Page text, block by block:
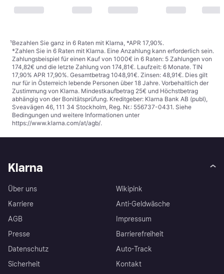
¹Bezahlen Sie ganz in 6 Raten mit Klarna, *APR 17,90%.
*Zahlen Sie in 6 Raten mit Klarna. Eine Anzahlung kann erforderlich sein.
Zahlungsbeispiel für einen Kauf von 1000€ in 6 Raten: 5 Zahlungen von
174,82€ und die letzte Zahlung von 174,81€. Laufzeit: 6 Monate. TIN
17,90% APR 17,90%. Gesamtbetrag 1048,91€. Zinsen: 48,91€. Dies gilt
nur für in Österreich lebende Personen über 18 Jahre. Vorbehaltlich der
Zustimmung von Klarna. Mindestkaufbetrag 25€ und Höchstbetrag
abhängig von der Bonitätsprüfung. Kreditgeber: Klarna Bank AB (publ),
Sveavägen 46, 111 34 Stockholm, Reg. Nr.: 556737-0431. Siehe
Bedingungen und weitere Informationen unter
https://www.klarna.com/at/agb/.
Klarna
Über uns
Karriere
AGB
Presse
Datenschutz
Sicherheit
Wikipink
Anti-Geldwäsche
Impressum
Barrierefreiheit
Auto-Track
Kontakt